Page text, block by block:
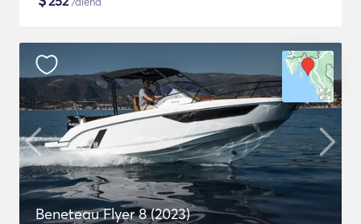
Beneteau Flyer 8 (2023)